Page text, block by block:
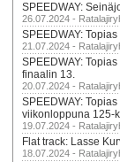
SPEEDWAY:
26.07.2024 -
SPEEDWAY:
21.07.2024 -
SPEEDWAY:
finaalin 13.
20.07.2024 -
SPEEDWAY:
viikonloppuna 125-
19.07.2024 -
Flat track: Lasse
18.07.2024 -